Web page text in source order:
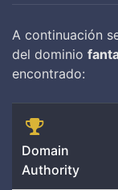
A continuación
del dominio
encontrado:
Domain
Authority